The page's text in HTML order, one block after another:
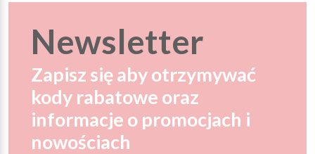
Newsletter
Zapisz się aby otrzymywać
kody rabatowe oraz
informacje o promocjach i
nowościach